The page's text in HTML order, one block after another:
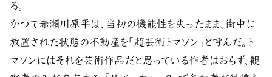
る。
かつて赤瀬川原平は、当初の機能性を失ったまま、街中に
放置された状態の不動産を「超芸術トマソン」と呼んだ。ト
マソンにはそれを芸術作品だと思っている作者はおらず、観